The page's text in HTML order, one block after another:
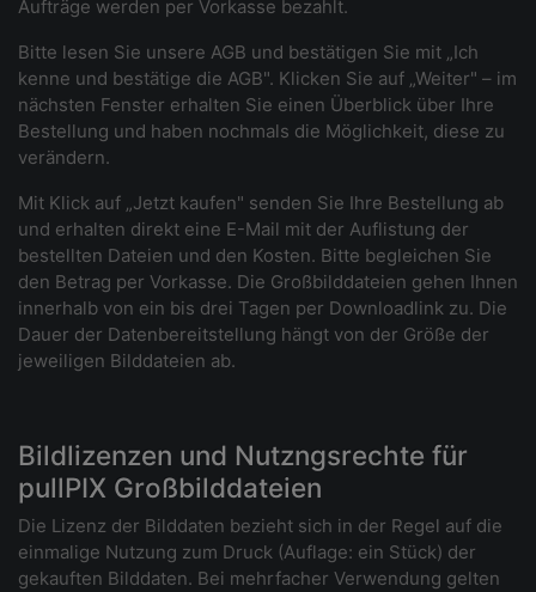
Aufträge werden per Vorkasse bezahlt.
Bitte lesen Sie unsere AGB und bestätigen Sie mit „Ich
kenne und bestätige die AGB". Klicken Sie auf „Weiter" – im
nächsten Fenster erhalten Sie einen Überblick über Ihre
Bestellung und haben nochmals die Möglichkeit, diese zu
verändern.
Mit Klick auf „Jetzt kaufen" senden Sie Ihre Bestellung ab
und erhalten direkt eine E-Mail mit der Auflistung der
bestellten Dateien und den Kosten. Bitte begleichen Sie
den Betrag per Vorkasse. Die Großbilddateien gehen Ihnen
innerhalb von ein bis drei Tagen per Downloadlink zu. Die
Dauer der Datenbereitstellung hängt von der Größe der
jeweiligen Bilddateien ab.
Bildlizenzen und Nutzngsrechte für
pullPIX Großbilddateien
Die Lizenz der Bilddaten bezieht sich in der Regel auf die
einmalige Nutzung zum Druck (Auflage: ein Stück) der
gekauften Bilddaten. Bei mehrfacher Verwendung gelten